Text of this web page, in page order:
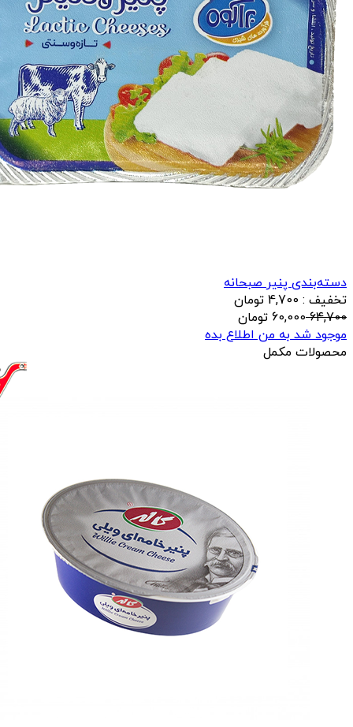
دسته‌بندی پنیر صبحانه
تخفیف : 4,700 تومان
64,700
60,000 تومان
موجود شد به من اطلاع بده
محصولات مکمل